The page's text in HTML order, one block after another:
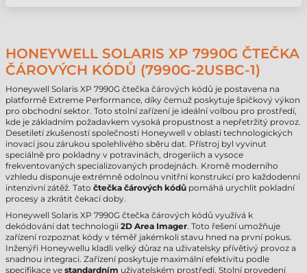
HONEYWELL SOLARIS XP 7990G ČTEČKA
ČÁROVÝCH KÓDŮ (7990G-2USBC-1)
Honeywell Solaris XP 7990G čtečka čárových kódů je postavena na
platformě Extreme Performance, díky čemuž poskytuje špičkový výkon
pro obchodní sektor. Toto stolní zařízení je ideální volbou pro prostředí,
kde je základním požadavkem vysoká propustnost a nepřetržitý provoz.
Desetiletí zkušeností společnosti Honeywell v oblasti technologických
inovací jsou zárukou spolehlivého sběru dat. Přístroj byl vyvinut
speciálně pro pokladny v potravinách, drogeriích a vysoce
frekventovaných specializovaných prodejnách. Kromě moderního
vzhledu disponuje extrémně odolnou vnitřní konstrukcí pro každodenní
intenzivní zátěž. Tato čtečka čárových kódů pomáhá urychlit pokladní
procesy a zkrátit čekací doby.
Honeywell Solaris XP 7990G čtečka čárových kódů využívá k
dekódování dat technologii 2D Area Imager. Toto řešení umožňuje
zařízení rozpoznat kódy v téměř jakémkoli stavu hned na první pokus.
Inženýři Honeywellu kladli velký důraz na uživatelsky přívětivý provoz a
snadnou integraci. Zařízení poskytuje maximální efektivitu podle
specifikace ve standardním uživatelském prostředí. Stolní provedení